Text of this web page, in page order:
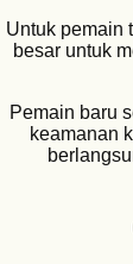
Untuk pemain
besar untuk
Pemain baru
keamanan